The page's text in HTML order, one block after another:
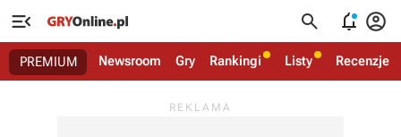
   
PREMIUM Newsroom Gry Rankingi Listy Recenzje